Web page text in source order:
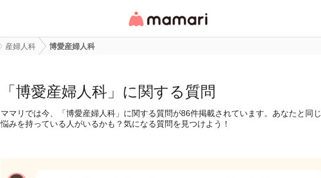
リ・情報サイト
産婦人科 博愛産婦人科
「博愛産婦人科」に関する質問
ママリでは今、「博愛産婦人科」に関する質問が86件掲載されています。あなたと同じ
悩みを持っている人がいるかも？気になる質問を見つけよう！